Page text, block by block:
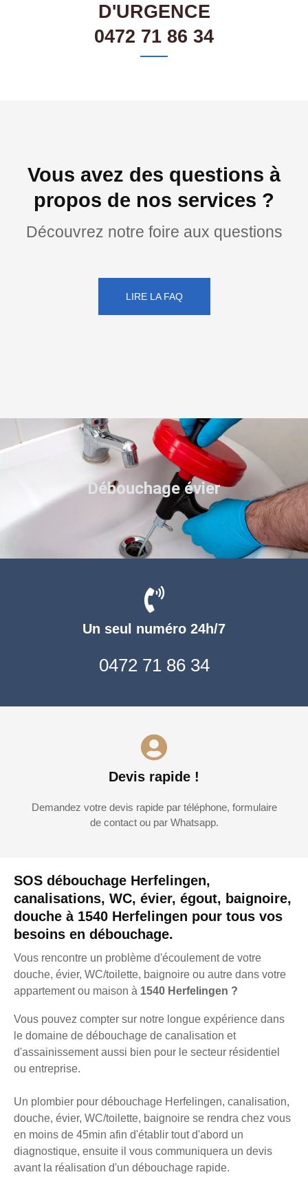
D'URGENCE
0472 71 86 34
Vous avez des questions à
propos de nos services ?
Découvrez notre foire aux questions
LIRE LA FAQ
SOS débouchage Herfelingen,
canalisations, WC, évier, égout, baignoire,
douche à 1540 Herfelingen pour tous vos
besoins en débouchage.
Vous rencontre un problème d'écoulement de votre
douche, évier, WC/toilette, baignoire ou autre dans votre
appartement ou maison à 1540 Herfelingen ?
Vous pouvez compter sur notre longue expérience dans
le domaine de débouchage de canalisation et
d'assainissement aussi bien pour le secteur résidentiel
ou entreprise.
Un plombier pour débouchage Herfelingen, canalisation,
douche, évier, WC/toilette, baignoire se rendra chez vous
en moins de 45min afin d'établir tout d'abord un
diagnostique, ensuite il vous communiquera un devis
avant la réalisation d'un débouchage rapide.
Un seul numéro 24h/7
0472 71 86 34
Devis rapide !
Demandez votre devis rapide par téléphone, formulaire
de contact ou par Whatsapp.
Débouchage évier